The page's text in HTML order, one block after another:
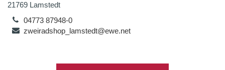
21769 Lamstedt
04773 87948-0
zweiradshop_lamstedt@ewe.net